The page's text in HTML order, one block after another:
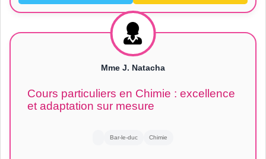
Mme J. Natacha
Cours particuliers en Chimie : excellence
et adaptation sur mesure
Bar-le-duc Chimie